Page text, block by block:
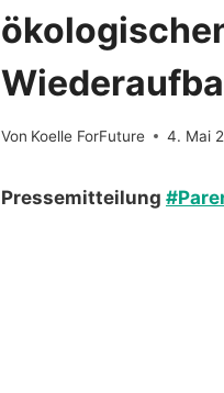
Von Koelle ForFuture 4. Mai
Pressemitteilung